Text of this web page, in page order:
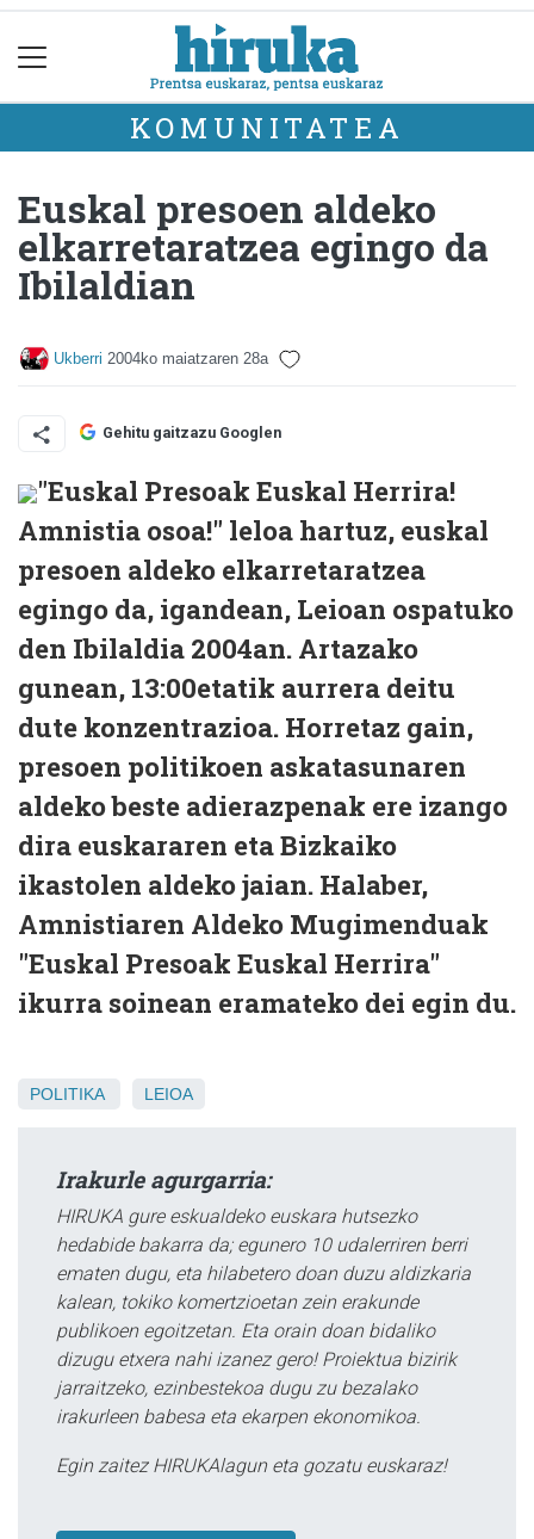
KOMUNITATEA
Euskal presoen aldeko
elkarretaratzea egingo da
Ibilaldian
Ukberri 2004ko maiatzaren 28a
Gehitu gaitzazu Googlen
"Euskal Presoak Euskal Herrira!
Amnistia osoa!" leloa hartuz, euskal
presoen aldeko elkarretaratzea
egingo da, igandean, Leioan ospatuko
den Ibilaldia 2004an. Artazako
gunean, 13:00etatik aurrera deitu
dute konzentrazioa. Horretaz gain,
presoen politikoen askatasunaren
aldeko beste adierazpenak ere izango
dira euskararen eta Bizkaiko
ikastolen aldeko jaian. Halaber,
Amnistiaren Aldeko Mugimenduak
"Euskal Presoak Euskal Herrira"
ikurra soinean eramateko dei egin du.
POLITIKA LEIOA
Irakurle agurgarria:
HIRUKA gure eskualdeko euskara hutsezko
hedabide bakarra da; egunero 10 udalerriren berri
ematen dugu, eta hilabetero doan duzu aldizkaria
kalean, tokiko komertzioetan zein erakunde
publikoen egoitzetan. Eta orain doan bidaliko
dizugu etxera nahi izanez gero! Proiektua bizirik
jarraitzeko, ezinbestekoa dugu zu bezalako
irakurleen babesa eta ekarpen ekonomikoa.
Egin zaitez HIRUKAlagun eta gozatu euskaraz!